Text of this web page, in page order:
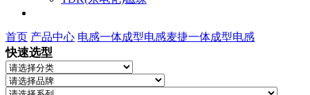
首页 产品中心 电感一体成型电感麦捷一体成型电感
快速选型